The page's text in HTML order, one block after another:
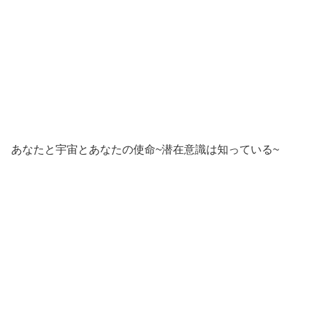
あなたと宇宙とあなたの使命~潜在意識は知っている~